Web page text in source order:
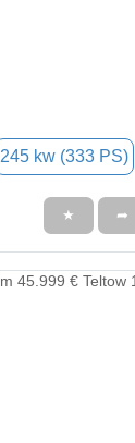
245 kw (333 PS)
★ ➦